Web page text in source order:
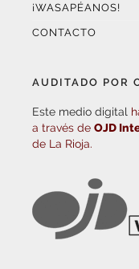
¡WASAPÉANOS!
CONTACTO
AUDITADO POR
Este medio digital
a través de OJD
de La Rioja.